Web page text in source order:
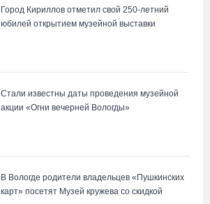
Город Кириллов отметил свой 250-летний
юбилей открытием музейной выставки
Стали известны даты проведения музейной
акции «Огни вечерней Вологды»
В Вологде родители владельцев «Пушкинских
карт» посетят Музей кружева со скидкой